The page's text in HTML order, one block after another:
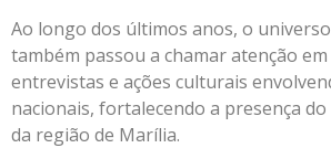
Ao longo dos últimos anos, o
também passou a chamar atenção
entrevistas e ações culturais
nacionais, fortalecendo a presença
da região de Marília.